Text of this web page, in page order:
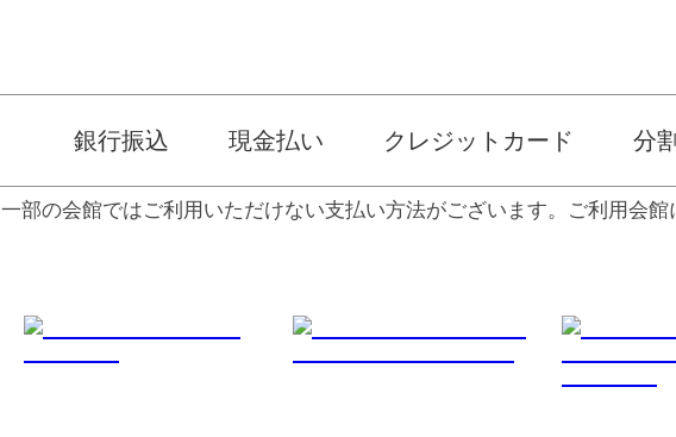
銀行振込 現金払い クレジットカード 分
⼀部の会館ではご利⽤いただけない⽀払い⽅法がございます。ご利⽤会